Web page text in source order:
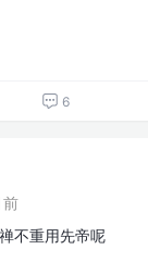
6
前
不重用先帝呢